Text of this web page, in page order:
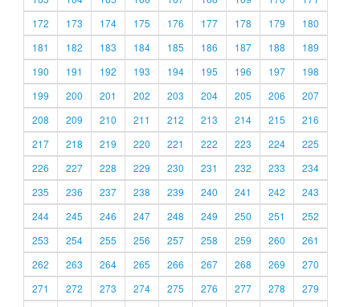
172
173 174 175 176 177 178 179
180
181
182 183 184 185 186 187 188
189
190
191 192 193 194 195 196 197
198
199
200 201 202 203 204 205 206
207
208
209 210 211 212 213 214 215
216
217
218 219 220 221 222 223 224
225
226
227 228 229 230 231 232 233
234
235
236 237 238 239 240 241 242
243
244
245 246 247 248 249 250 251
252
253
254 255 256 257 258 259 260
261
262
263 264 265 266 267 268 269
270
271
272 273 274 275 276 277 278
279